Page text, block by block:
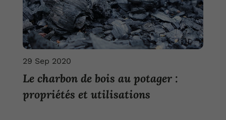
Le charbon de bois au potager :
propriétés et utilisations
29 Sep 2020